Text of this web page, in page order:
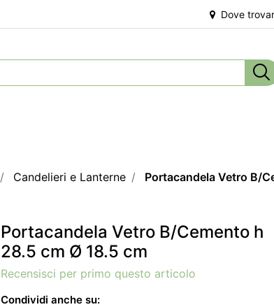
Dove
Candelieri e Lanterne Portacandela Vetro B/
Portacandela Vetro B/Cemento h
28.5 cm Ø 18.5 cm
Recensisci per primo questo articolo
Condividi anche su: